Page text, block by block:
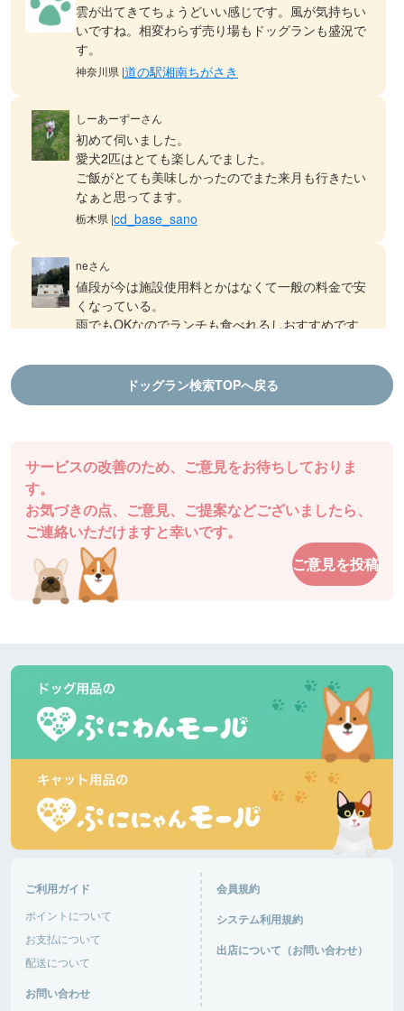
雲が出てきてちょうどいい感じです。風が気持ちい
いですね。相変わらず売り場もドッグランも盛況で
す。
神奈川県 |道の駅湘南ちがさき
しーあーずーさん
初めて伺いました。
愛犬2匹はとても楽しんでました。
ご飯がとても美味しかったのでまた来月も行きたい
なぁと思ってます。
栃木県 |cd_base_sano
neさん
値段が今は施設使用料とかはなくて一般の料金で安
くなっている。
雨でもOKなのでランチも食べれるしおすすめです
徳島県 |ドッグランDOGFIELD
チャッピーさん
駐車場も近くてとても使いやすいです。
香川県 |ドッグガーデン・イオンモール高松
す。きっと混みます。ピーク外したいですね。
神奈川県 |
あるパパさん
日差しが陰ると肌寒いです。柴犬多いです。ランチ
して帰ります。🐶がはしゃいで嬉しいです。
神奈川県 | 富士芦ノ湖パノラマパーク
おと音々さん
今日は日中からにぎわっていて、犬達は楽しくお友
達作り、追いかけっこ楽しんでいました。さすがG
Wで混み混み！車の出入りが大変そうだった！
道の駅あがつま峡
今日は日中からにぎわっていて、犬達は楽しくお友
ドッグラン検索TOPへ戻る
サービスの改善のため、ご意見をお待ちしておりま
す。
お気づきの点、ご意見、ご提案などございましたら、
ご連絡いただけますと幸いです。
ご意見を投稿
ご利用ガイド
ポイントについて
お支払について
配送について
お問い合わせ
会員規約
システム利用規約
出店について（お問い合わせ）